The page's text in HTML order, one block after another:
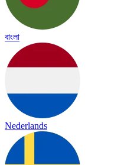
বাংলা
Nederlands